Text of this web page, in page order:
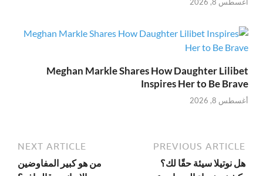
Meghan Markle Shares How Daughter Lilibet
Inspires Her to Be Brave
أغسطس 8, 2026
PREVIOUS ARTICLE
هل نوتيلا سيئة حقًا لك؟
NEXT ARTICLE
من هو كبير المفاوضين